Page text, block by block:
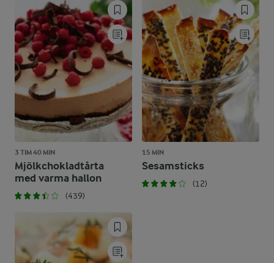
3 TIM 40 MIN
Mjölkchokladtårta
med varma hallon
(439)
15 MIN
Sesamsticks
(12)